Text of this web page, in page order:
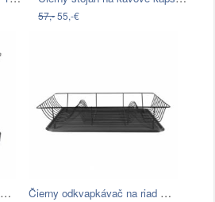
57,-55,-€
Sivo-biely odkvapávač na riad Joseph… Čierny odkvapkávač na riad PT LIVING…